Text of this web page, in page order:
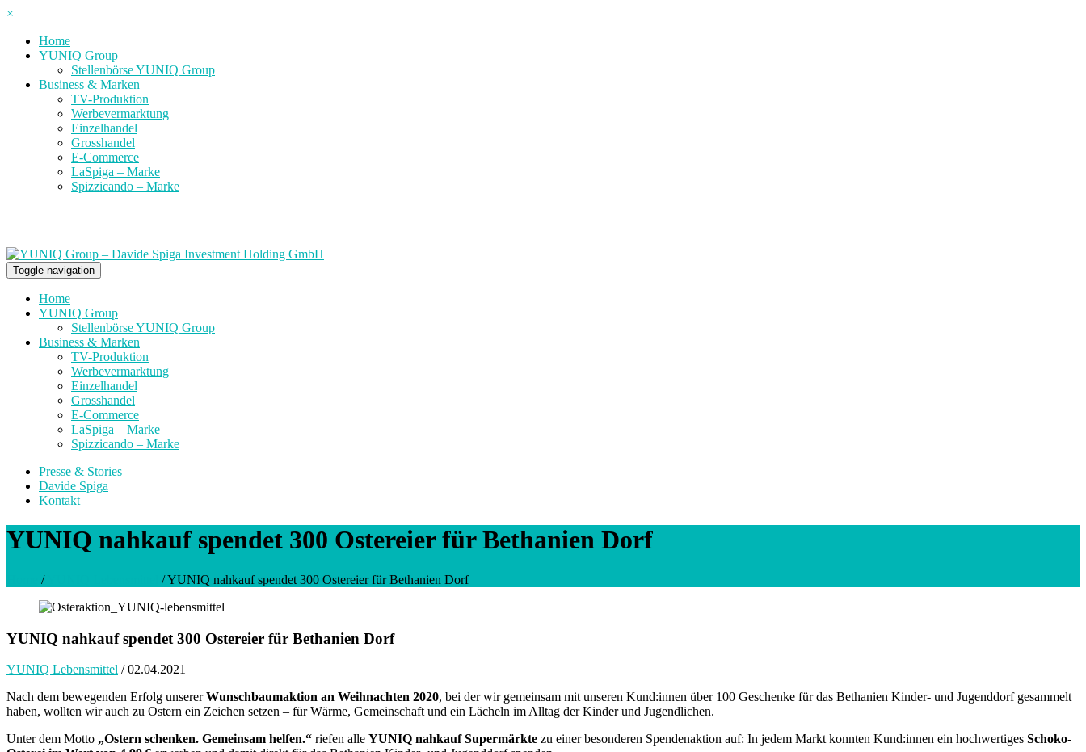
×
Home
YUNIQ Group
Stellenbörse YUNIQ Group
Business & Marken
TV-Produktion
Werbevermarktung
Einzelhandel
Grosshandel
E-Commerce
LaSpiga – Marke
Spizzicando – Marke
Toggle navigation
Home
YUNIQ Group
Stellenbörse YUNIQ Group
Business & Marken
TV-Produktion
Werbevermarktung
Einzelhandel
Grosshandel
E-Commerce
LaSpiga – Marke
Spizzicando – Marke
Presse & Stories
Davide Spiga
Kontakt
YUNIQ nahkauf spendet 300 Ostereier für Bethanien Dorf
/ /YUNIQ nahkauf spendet 300 Ostereier für Bethanien Dorf
YUNIQ nahkauf spendet 300 Ostereier für Bethanien Dorf
YUNIQ Lebensmittel /02.04.2021
Nach dem bewegenden Erfolg unsererWunschbaumaktion an Weihnachten 2020, bei der wir gemeinsam mit unseren Kund:innen über 100 Geschenke für das Bethanien Kinder- und Jugenddorf gesammelt
haben, wollten wir auch zu Ostern ein Zeichen setzen – für Wärme, Gemeinschaft und ein Lächeln im Alltag der Kinder und Jugendlichen.
Unter dem Motto „Ostern schenken. Gemeinsam helfen.“ riefen alle YUNIQ nahkauf Supermärkte zu einer besonderen Spendenaktion auf: In jedem Markt konnten Kund:innen ein hochwertiges Schoko-